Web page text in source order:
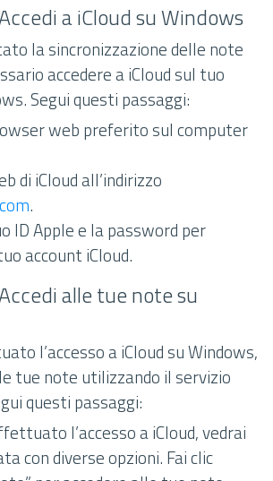
a iCloud su Windows
la sincronizzazione delle note
accedere a iCloud sul tuo
Segui questi passaggi:
web preferito sul computer
di iCloud all’indirizzo
.
ID Apple e la password per
account iCloud.
alle tue note su
l’accesso a iCloud su Windows,
tue note utilizzando il servizio
questi passaggi:
l’accesso a iCloud, vedrai
con diverse opzioni. Fai clic